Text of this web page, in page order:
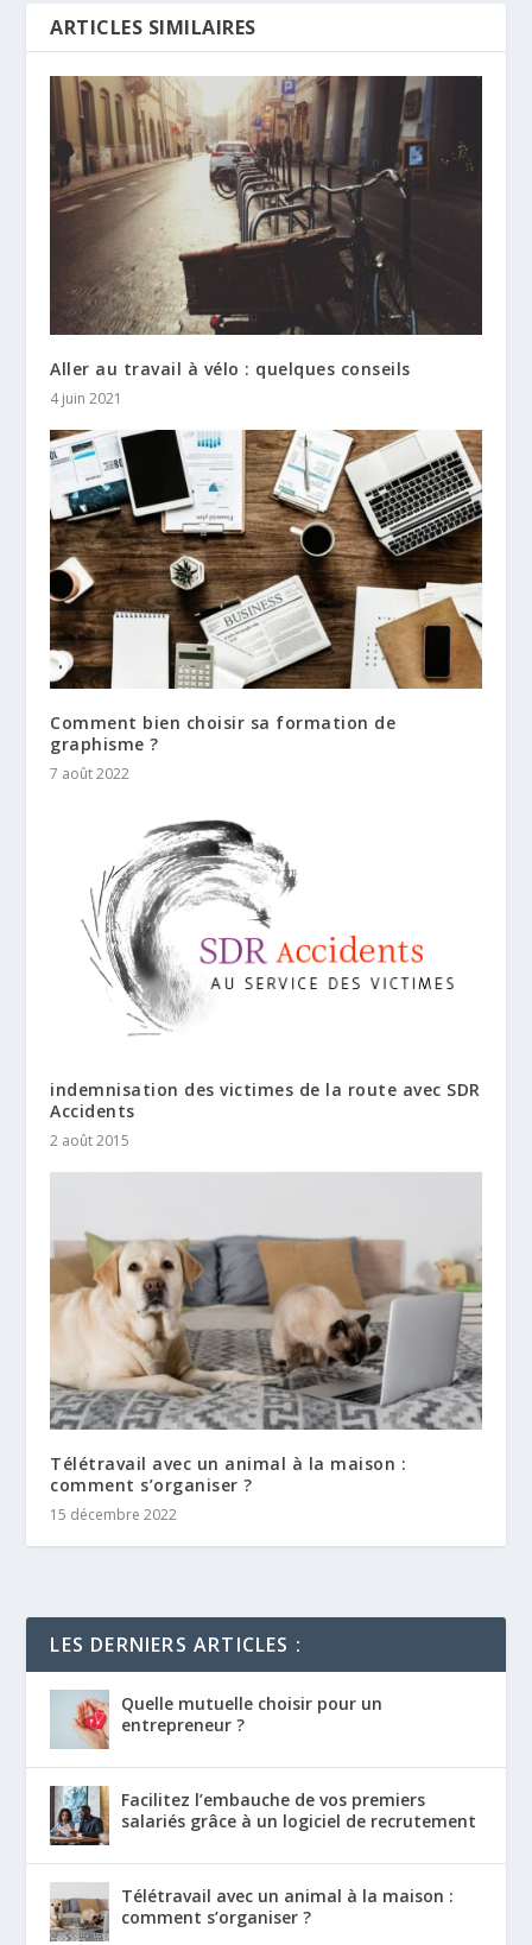
ARTICLES SIMILAIRES
Aller au travail à vélo : quelques conseils
4 juin 2021
Comment bien choisir sa formation de
graphisme ?
7 août 2022
indemnisation des victimes de la route avec SDR
Accidents
2 août 2015
Télétravail avec un animal à la maison :
comment s’organiser ?
15 décembre 2022
LES DERNIERS ARTICLES :
Quelle mutuelle choisir pour un
entrepreneur ?
Facilitez l’embauche de vos premiers
salariés grâce à un logiciel de recrutement
Télétravail avec un animal à la maison :
comment s’organiser ?